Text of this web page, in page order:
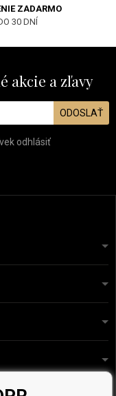
ZADARMO
30 DNÍ
akcie a zľavy
ODOSLAŤ
odhlásiť